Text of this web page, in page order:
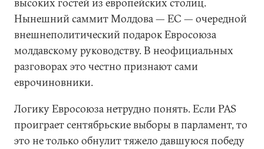
Нынешний саммит Молдова — ЕС — очередной
внешнеполитический подарок Евросоюза
молдавскому руководству. В неофициальных
разговорах это честно признают сами
еврочиновники.
Логику Евросоюза нетрудно понять. Если PAS
проиграет сентябрьские выборы в парламент, то
это не только обнулит тяжело давшуюся победу